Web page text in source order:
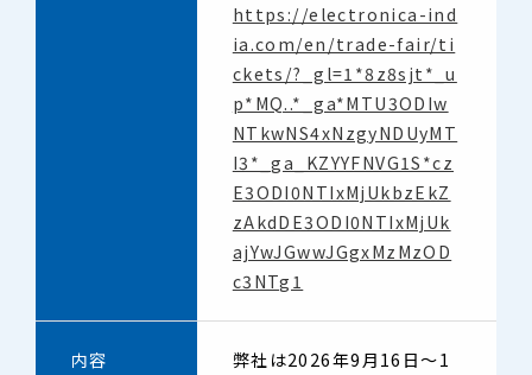
https://electronica-ind
ia.com/en/trade-fair/ti
ckets/?_gl=1*8z8sjt*_u
p*MQ..*_ga*MTU3ODIw
NTkwNS4xNzgyNDUyMT
I3*_ga_KZYYFNVG1S*cz
E3ODI0NTIxMjUkbzEkZ
zAkdDE3ODI0NTIxMjUk
ajYwJGwwJGgxMzMzOD
c3NTg1
内容
弊社は2026年9月16日～1